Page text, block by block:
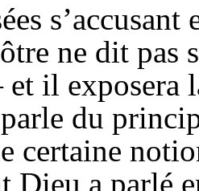
ne dit pas
il exposera
du
certaine
Dieu a parlé